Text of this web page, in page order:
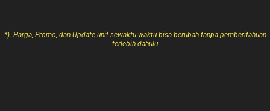
*). Harga, Promo, dan Update unit sewaktu-waktu bisa berubah tanpa pemberitahuan
terlebih dahulu